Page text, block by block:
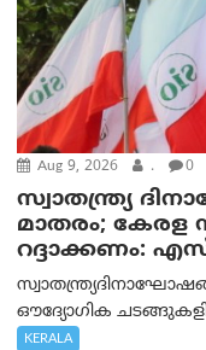
Aug 9, 2026 . 0
സ്വാതന്ത്ര്യ
മാതരം;
റദ്ദാക്കണം:
ഔദ്യോഗിക
KERALA